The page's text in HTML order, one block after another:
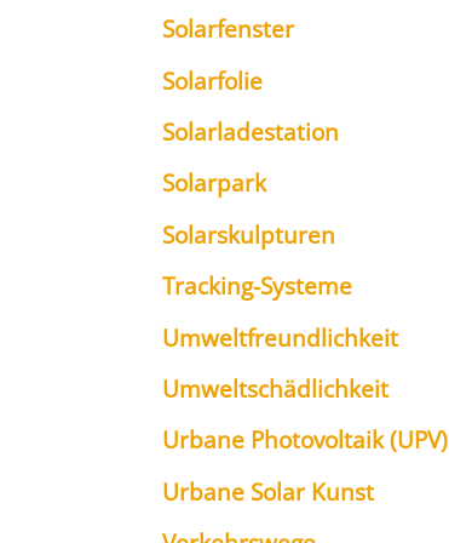
Solar­fens­ter
Solar­fo­lie
Solar­la­de­sta­ti­on
Solar­park
Solar­skulp­tu­ren
Track­ing-Sys­te­me
Umwelt­freund­lich­keit
Umwelt­schäd­lich­keit
Urba­ne Pho­to­vol­ta­ik (UPV)
Urba­ne Solar Kunst